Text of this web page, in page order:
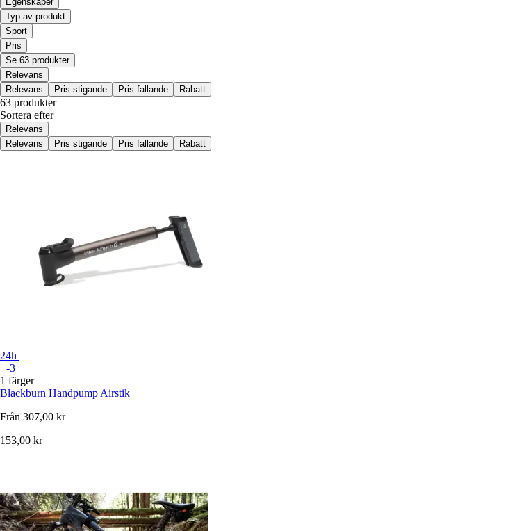
Typ av produkt
Sport
Pris
Se 63 produkter
Relevans
Relevans
Pris stigande Pris fallande Rabatt
63 produkter
Sortera efter
Relevans
Relevans
Pris stigande Pris fallande Rabatt
24h
+-3
1 färger
Blackburn Handpump Airstik
Från 307,00 kr
153,00 kr